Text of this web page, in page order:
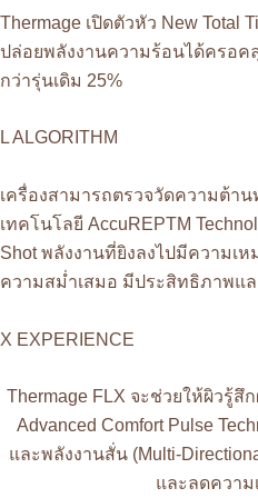
Thermage เปิดตัวหัว New Total
ปล่อยพลังงานความร้อนได้ครอค
กว่ารุ่นเดิม 25%
L ALGORITHM
เครื่องสามารถตรวจวัดความต้า
เทคโนโลยี AccuREPTM
Shot พลังงานที่ยิงลงไปมีความเ
ความสม่ำเสมอ มีประสิทธิภาพแ
X EXPERIENCE
Thermage FLX จะช่วยให้ผิวรู้
Advanced Comfort Pulse
และพลังงานสั่น (Multi-
และลดควา